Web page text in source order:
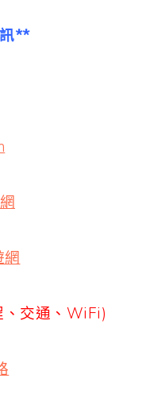
**
網
、交通、WiFi)